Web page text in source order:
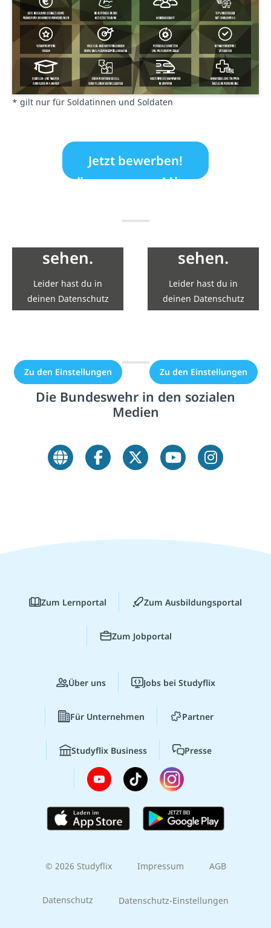
* gilt nur für Soldatinnen und Soldaten
Jetzt bewerben!
Hier wären
sehen.
Leider hast du in
deinen Datenschutz
Einstellungen die
Zu den Einstellungen
Hier wären
sehen.
Leider hast du in
deinen Datenschutz
Einstellungen die
Zu den Einstellungen
Die Bundeswehr in den sozialen
Medien
Zum Lernportal Zum Ausbildungsportal
Zum Jobportal
Über uns Jobs bei Studyflix
Für Unternehmen Partner
Studyflix Business Presse
© 2026 Studyflix Impressum AGB
Datenschutz Datenschutz-Einstellungen